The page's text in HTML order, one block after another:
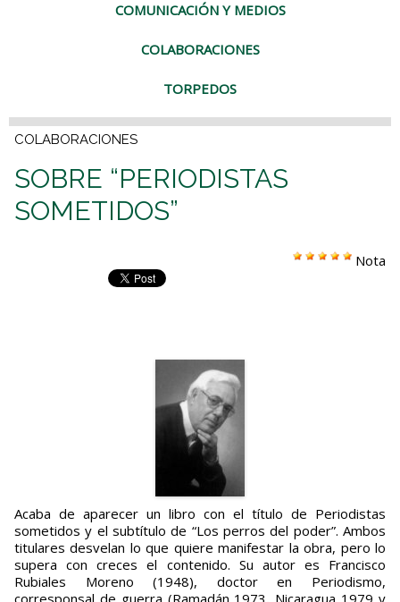
COMUNICACIÓN Y MEDIOS
COLABORACIONES
TORPEDOS
COLABORACIONES
SOBRE “PERIODISTAS
SOMETIDOS”
Nota
Acaba de aparecer un libro con el título de Periodistas
sometidos y el subtítulo de “Los perros del poder”. Ambos
titulares desvelan lo que quiere manifestar la obra, pero lo
supera con creces el contenido. Su autor es Francisco
Rubiales Moreno (1948), doctor en Periodismo,